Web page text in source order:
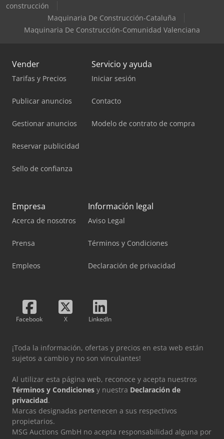
construcción
Maquinaria De Construcción-Cataluña
Maquinaria De Construcción-Comunidad Valenciana
Vender
Tarifas y Precios
Publicar anuncios
Gestionar anuncios
Reservar publicidad
Sello de confianza
Servicio y ayuda
Iniciar sesión
Contacto
Modelo de contrato de compra
Empresa
Acerca de nosotros
Prensa
Empleos
Información legal
Aviso Legal
Términos y Condiciones
Declaración de privacidad
Facebook X LinkedIn
¡Toda la información, ofertas y precios en esta web están
sujetos a cambio y no son vinculantes!
Al utilizar esta página web, reconoce y acepta nuestros
Términos y Condiciones y nuestra Declaración de
privacidad.
Marcas designadas pertenecen a sus respectivos
propietarios.
MSG Auctions GmbH no acepta responsabilidad alguna por